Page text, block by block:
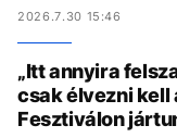
2026.7.30 15:46
„Itt annyira
csak élvezni kell
Fesztiválon